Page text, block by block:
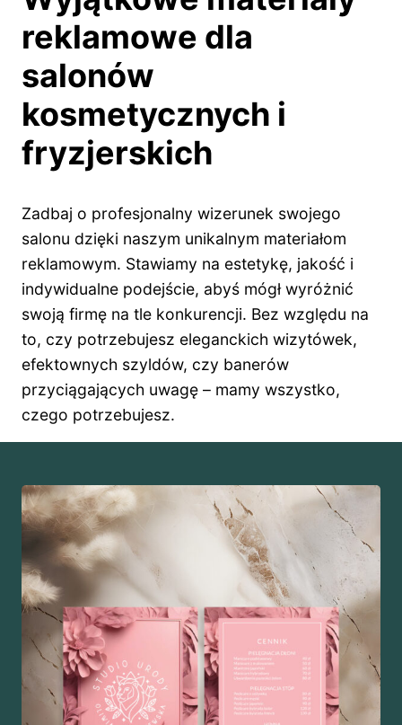
reklamowe dla
salonów
kosmetycznych i
fryzjerskich
Zadbaj o profesjonalny wizerunek swojego
salonu dzięki naszym unikalnym materiałom
reklamowym. Stawiamy na estetykę, jakość i
indywidualne podejście, abyś mógł wyróżnić
swoją firmę na tle konkurencji. Bez względu na
to, czy potrzebujesz eleganckich wizytówek,
efektownych szyldów, czy banerów
przyciągających uwagę – mamy wszystko,
czego potrzebujesz.